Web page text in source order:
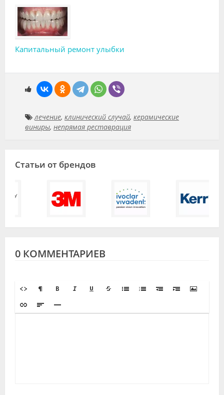
Капитальный ремонт улыбки
лечение, клинический случай, керамические
виниры, непрямая реставрация
Статьи от брендов
0 КОММЕНТАРИЕВ